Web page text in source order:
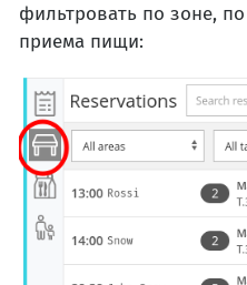
фильтровать по зоне,
приема пищи: